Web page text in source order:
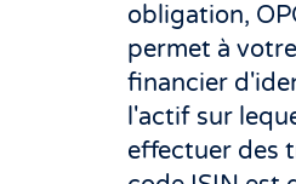
obligation,
permet à
financier
l'actif sur
effectuer des